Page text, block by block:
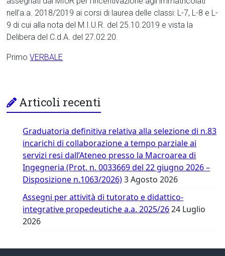
nell’a.a. 2018/2019 ai corsi di laurea delle classi: L-7, L-8 e L-
9 di cui alla nota del M.I.U.R. del 25.10.2019 e vista la
Delibera del C.d.A. del 27.02.20.
PrimoVERBALE
Articoli recenti
Graduatoria definitiva relativa alla selezione di n.83
incarichi di collaborazione a tempo parziale ai
servizi resi dall’Ateneo presso la Macroarea di
Ingegneria (Prot. n. 0033669 del 22 giugno 2026 –
Disposizione n.1063/2026) 3 Agosto 2026
Assegni per attività di tutorato e didattico-
integrative propedeutiche a.a. 2025/26 24 Luglio
2026